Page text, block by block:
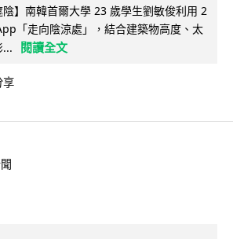
陰】南韓首爾大學 23 歲學生劉敏俊利用 2
「走向陰涼處」，結合建築物高度、太
...
閱讀全文
享